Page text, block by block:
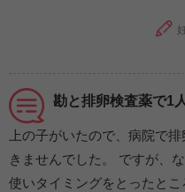
勘と排卵検査薬で1
上の子がいたので、病院で
きませんでした。 ですが、
使いタイミングをとったと